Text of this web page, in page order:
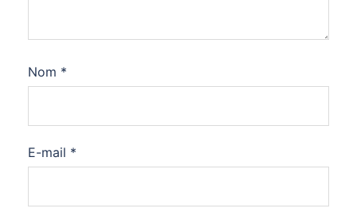
Nom *
E-mail *